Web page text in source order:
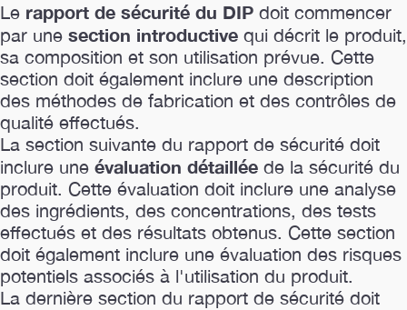
Le rapport de sécurité du DIP doit commencer
par une section introductive qui décrit le produit,
sa composition et son utilisation prévue. Cette
section doit également inclure une description
des méthodes de fabrication et des contrôles de
qualité effectués.
La section suivante du rapport de sécurité doit
inclure une évaluation détaillée de la sécurité du
produit. Cette évaluation doit inclure une analyse
des ingrédients, des concentrations, des tests
effectués et des résultats obtenus. Cette section
doit également inclure une évaluation des risques
potentiels associés à l'utilisation du produit.
La dernière section du rapport de sécurité doit